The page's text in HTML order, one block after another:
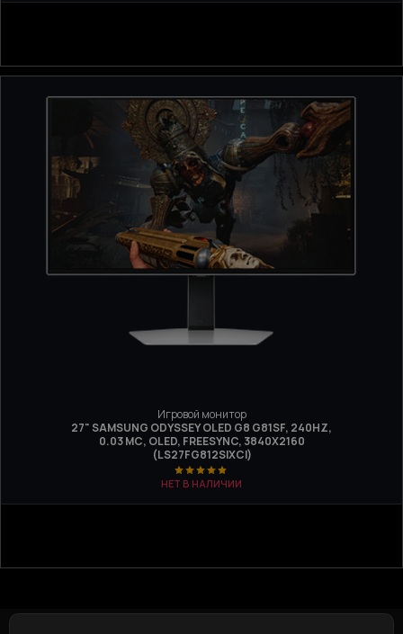
Игровой монитор
27" SAMSUNG ODYSSEY OLED G8 G81SF, 240HZ,
0.03 МС, OLED, FREESYNC, 3840Х2160
(LS27FG812SIXCI)
НЕТ В НАЛИЧИИ